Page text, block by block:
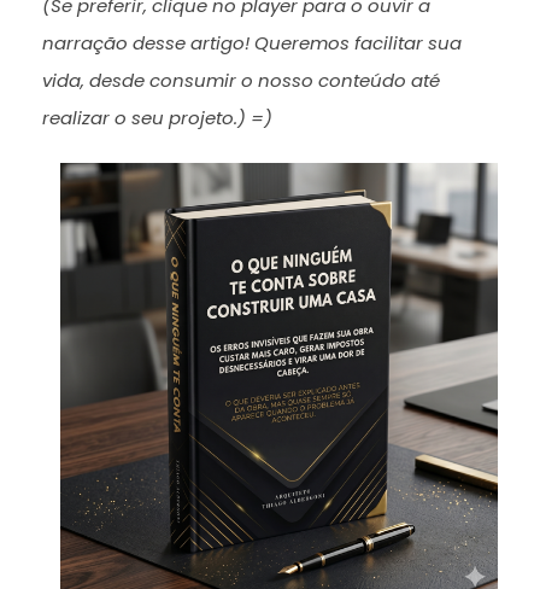
narração desse artigo! Queremos facilitar sua
vida, desde consumir o nosso conteúdo até
realizar o seu projeto.) =)